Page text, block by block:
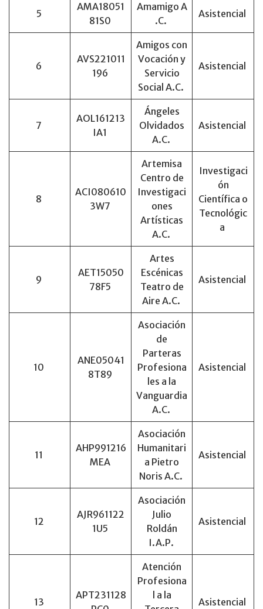
5
AMA18051
81S0
Amamigo A
.C.
Asistencial
6
AVS221011
196
Amigos con
Vocación y
Servicio
Social A.C.
Asistencial
7
AOL161213
IA1
Ángeles
Olvidados
A.C.
Asistencial
8
ACI080610
3W7
Artemisa
Centro de
Investigaci
ones
Artísticas
A.C.
Investigaci
ón
Científica o
Tecnológic
a
9
AET15050
78F5
Artes
Escénicas
Teatro de
Aire A.C.
Asistencial
10
ANE05041
8T89
Asociación
de
Parteras
Profesiona
les a la
Vanguardia
A.C.
Asistencial
11
AHP991216
MEA
Asociación
Humanitari
a Pietro
Noris A.C.
Asistencial
12
AJR961122
1U5
Asociación
Julio
Roldán
I.A.P.
Asistencial
13
APT231128
Atención
Profesiona
l a la
Asistencial